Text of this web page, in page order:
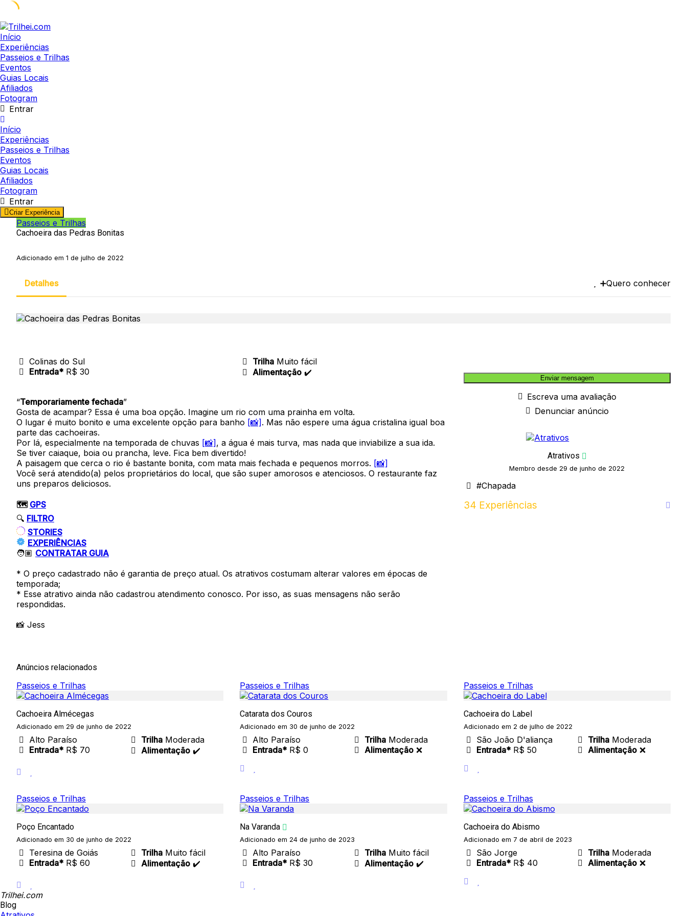
Skip
to
content
Início
Experiências
Passeios e Trilhas
Eventos
Guias Locais
Afiliados
Fotogram
Entrar
Início
Experiências
Passeios e Trilhas
Eventos
Guias Locais
Afiliados
Fotogram
Entrar
Criar Experiência
Passeios e Trilhas
Cachoeira das Pedras Bonitas
Adicionado em 1 de julho de 2022
Detalhes ➕Quero conhecer
Colinas do Sul Trilha Muito fácil
Entrada* R$ 30 Alimentação ✔️
“Temporariamente fechada”
Gosta de acampar? Essa é uma boa opção. Imagine um rio com uma prainha em volta.
O lugar é muito bonito e uma excelente opção para banho [📸] . Mas não espere uma água cristalina igual boa
parte das cachoeiras.
Por lá, especialmente na temporada de chuvas [📸] , a água é mais turva, mas nada que inviabilize a sua ida.
Se tiver caiaque, boia ou prancha, leve. Fica bem divertido!
A paisagem que cerca o rio é bastante bonita, com mata mais fechada e pequenos morros. [📸]
Você será atendido(a) pelos proprietários do local, que são super amorosos e atenciosos. O restaurante faz
uns preparos deliciosos.
🗺️ GPS
🔍 FILTRO
STORIES
EXPERIÊNCIAS
🧑🏽 CONTRATAR GUIA
* O preço cadastrado não é garantia de preço atual. Os atrativos costumam alterar valores em épocas de
temporada;
* Esse atrativo ainda não cadastrou atendimento conosco. Por isso, as suas mensagens não serão
respondidas.
📸 Jess
Enviar mensagem
Escreva uma avaliação
Denunciar anúncio
Atrativos
Membro desde 29 de junho de 2022
#Chapada
34 Experiências
Anúncios relacionados
Passeios e Trilhas
Cachoeira Almécegas
Adicionado em 29 de junho de 2022
Alto Paraíso TrilhaModerada
Entrada* R$ 70 Alimentação✔️
Passeios e Trilhas
Catarata dos Couros
Adicionado em 30 de junho de 2022
Alto Paraíso TrilhaModerada
Entrada* R$ 0 Alimentação❌
Passeios e Trilhas
Cachoeira do Label
Adicionado em 2 de julho de 2022
São João D'aliança Trilha Moderada
Entrada*R$ 50 Alimentação ❌
Passeios e Trilhas
Poço Encantado
Adicionado em 30 de junho de 2022
Teresina de Goiás TrilhaMuito fácil
Entrada* R$ 60 Alimentação✔️
Passeios e Trilhas
Na Varanda
Adicionado em 24 de junho de 2023
Alto Paraíso TrilhaMuito fácil
Entrada* R$ 30 Alimentação✔️
Passeios e Trilhas
Cachoeira do Abismo
Adicionado em 7 de abril de 2023
São Jorge Trilha Moderada
Entrada*R$ 40 Alimentação ❌
Trilhei.com
Blog